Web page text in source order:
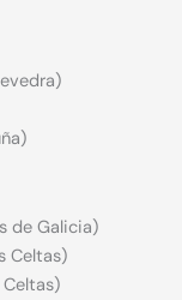
de Galicia)
Celtas)